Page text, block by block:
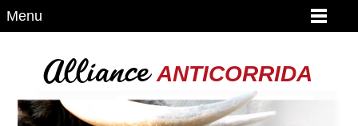
Menu
AllianceANTICORRIDA